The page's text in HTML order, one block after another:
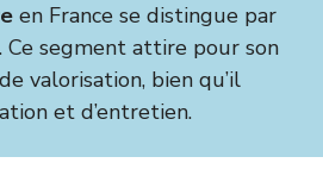
en France se distingue par
Ce segment attire pour son
valorisation, bien qu’il
et d’entretien.